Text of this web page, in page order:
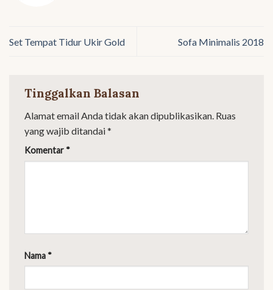
Set Tempat Tidur Ukir Gold Sofa Minimalis 2018
Tinggalkan Balasan
Alamat email Anda tidak akan dipublikasikan. Ruas
yang wajib ditandai*
Komentar *
Nama *